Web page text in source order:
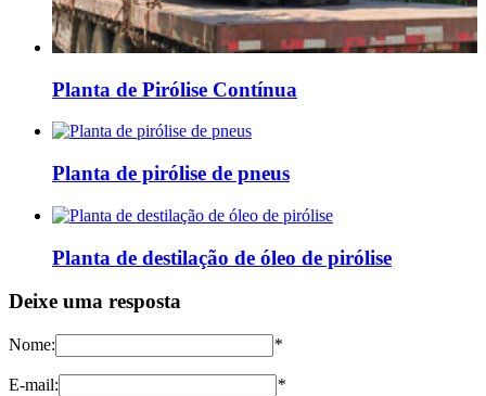
Planta de Pirólise Contínua
Planta de pirólise de pneus
Planta de destilação de óleo de pirólise
Deixe uma resposta
Nome: *
E-mail: *